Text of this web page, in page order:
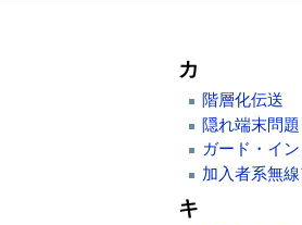
カ
階層化伝送
隠れ端末問題
ガード・イ
加入者系無
キ